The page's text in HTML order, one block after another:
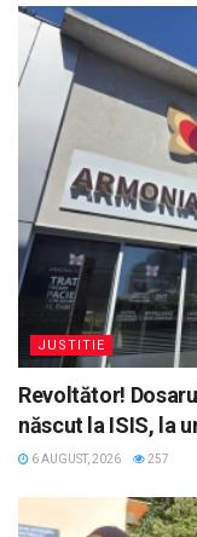
JUSTITIE
Revoltător!
născut la ISIS, la
6 AUGUST, 2026 257